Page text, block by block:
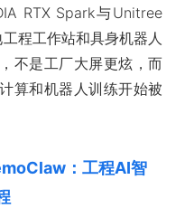
RTX Spark与Unitree
程工作站和具身机器人
不是工厂大屏更炫，而
算和机器人训练开始被
：工程AI智